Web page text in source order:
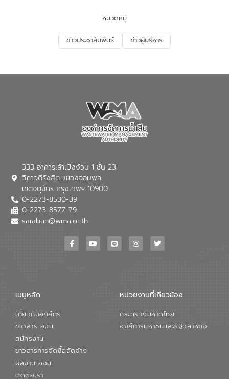
จัดการน้ำเสียและสร้างจิตสำนึกในการ
อนุรักษ์สิ่งแวดล้อม ในหัวข้อ “น้ำเสียชุมชน
และการบำบัดน้ำเสียเบื้องต้น” โดยให้ความรู้
เกี่ยวกับสาเหตุและผลกระทบของน้ำเสีย
ณ เทศบาลตำบลบางเลน จังหวัดนครปฐม
หมวดหมู่
ข่าวประชาสัมพันธ์ ข่าวผู้บริหาร
333 อาคารเล้าเป้งง้วน 1 ชั้น 23
วิภาวดีรังสิต แขวงจอมพล
เขตจตุจักร กรุงเทพฯ 10900
0-2273-8530-39
0-2273-8577-79
saraban@wma.or.th
เมนูหลัก
เกี่ยวกับองค์กร
ข่าวสาร อจน.
สมัครงาน
ข่าวสารการจัดซื้อจัดจ้าง
ผลงาน อจน.
ติดต่อเรา
หน่วยงานที่เกียวข้อง
กระทรวงมหาดไทย
องค์การมหาชนและรัฐวิสาหกิจ